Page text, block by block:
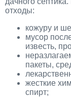
отходы:
кожуру и
мусор
известь,
пакеты,
жесткие
спирт;